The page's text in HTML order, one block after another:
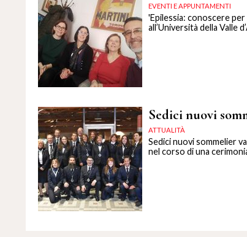
EVENTI E APPUNTAMENTI
'Epilessia: conoscere
all’Università della Valle
Sedici nuovi
ATTUALITÀ
Sedici nuovi sommelier
nel corso di una